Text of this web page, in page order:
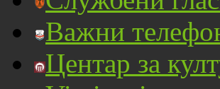
Важни
Центар за